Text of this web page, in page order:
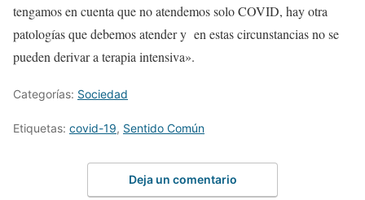
tengamos en cuenta que no atendemos solo COVID, hay otra
patologías que debemos atender y en estas circunstancias no se
pueden derivar a terapia intensiva».
Categorías: Sociedad
Etiquetas: covid-19, Sentido Común
Deja un comentario